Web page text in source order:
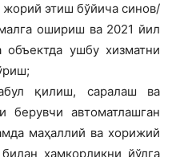
этиш бўйича синов/
ошириш ва 2021 йил
объектда ушбу хизматни
қилиш, саралаш ва
берувчи автоматлашган
маҳаллий ва хорижий
ҳамкорликни йўлга